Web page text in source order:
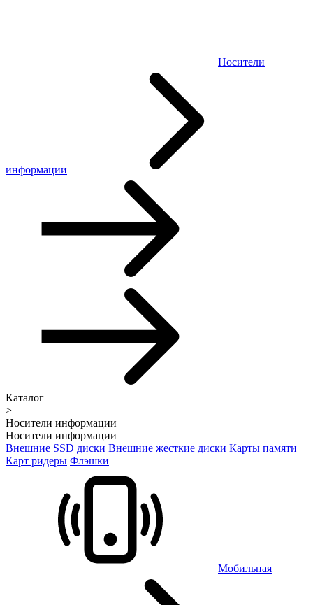
Носители
информации
Каталог
>
Носители информации
Носители информации
Внешние SSD диски Внешние жесткие диски Карты памяти
Карт ридеры Флэшки
Мобильная